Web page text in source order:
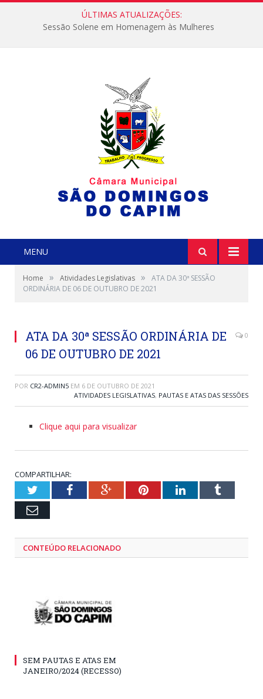
ÚLTIMAS ATUALIZAÇÕES:
Sessão Solene em Homenagem às Mulheres
MENU
Home » Atividades Legislativas »
ATA DA 30ª SESSÃO
ORDINÁRIA DE 06 DE OUTUBRO DE 2021
ATA DA 30ª SESSÃO ORDINÁRIA DE
06 DE OUTUBRO DE 2021
0
POR CR2-ADMIN5 EM 6 DE OUTUBRO DE 2021
ATIVIDADES LEGISLATIVAS, PAUTAS E ATAS DAS SESSÕES
Clique aqui para visualizar
COMPARTILHAR:
TwitterFacebookGoogle+PinterestLinkedInTumblr
Email
CONTEÚDO RELACIONADO
SEM PAUTAS E ATAS EM
JANEIRO/2024 (RECESSO)